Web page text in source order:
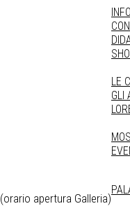
(orario apertura Galleria)
INFO
LE
GLI